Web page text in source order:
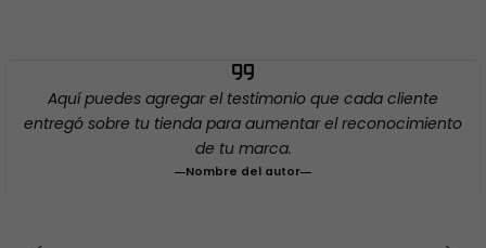
Aquí puedes agregar el testimonio que cada cliente
entregó sobre tu tienda para aumentar el reconocimiento
de tu marca.
Nombre del autor